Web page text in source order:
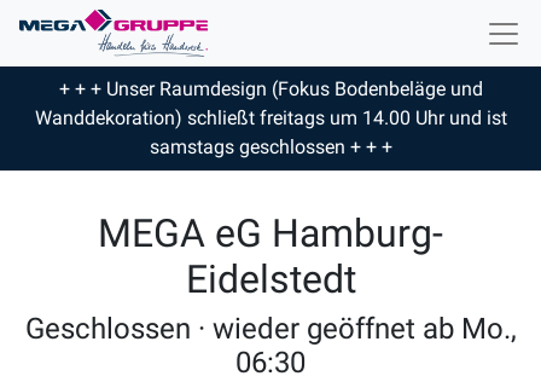
+ + + Unser Raumdesign (Fokus Bodenbeläge und
Wanddekoration) schließt freitags um 14.00 Uhr und ist
samstags geschlossen + + +
MEGA eG Hamburg-
Eidelstedt
Geschlossen · wieder geöffnet ab Mo.,
06:30